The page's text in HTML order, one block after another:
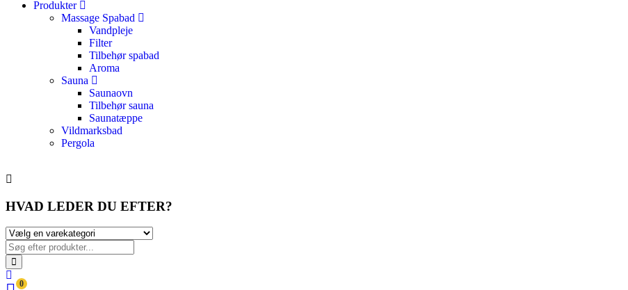
Produkter
Massage Spabad
Vandpleje
Filter
Tilbehør spabad
Aroma
Sauna
Saunaovn
Tilbehør sauna
Saunatæppe
Vildmarksbad
Pergola
HVAD LEDER DU EFTER?
0